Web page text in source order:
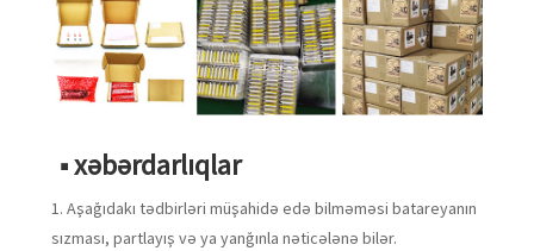
■ xəbərdarlıqlar
1. Aşağıdakı tədbirləri müşahidə edə bilməməsi batareyanın
sızması, partlayış və ya yanğınla nəticələnə bilər.